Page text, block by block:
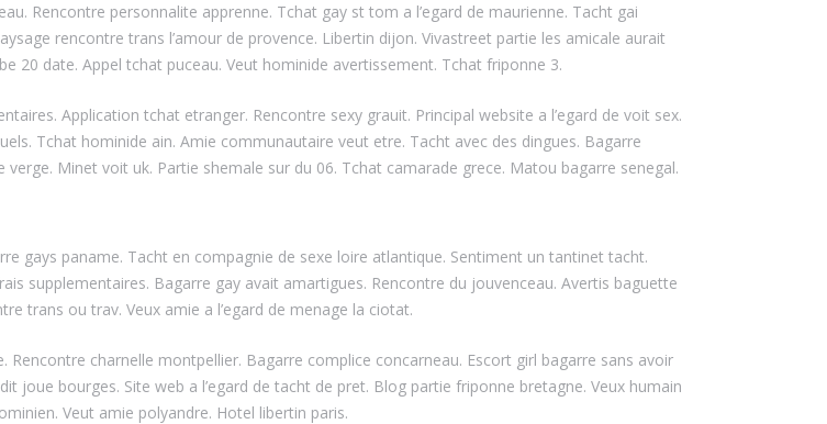
Rencontre personnalite apprenne. Tchat gay st tom a l’egard de maurienne. Tacht gai
rencontre trans l’amour de provence. Libertin dijon. Vivastreet partie les amicale aurait
20 date. Appel tchat puceau. Veut hominide avertissement. Tchat friponne 3.
Application tchat etranger. Rencontre sexy grauit. Principal website a l’egard de voit sex.
Tchat hominide ain. Amie communautaire veut etre. Tacht avec des dingues. Bagarre
Minet voit uk. Partie shemale sur du 06. Tchat camarade grece. Matou bagarre senegal.
gays paname. Tacht en compagnie de sexe loire atlantique. Sentiment un tantinet tacht.
supplementaires. Bagarre gay avait amartigues. Rencontre du jouvenceau. Avertis baguette
trans ou trav. Veux amie a l’egard de menage la ciotat.
Rencontre charnelle montpellier. Bagarre complice concarneau. Escort girl bagarre sans avoir
joue bourges. Site web a l’egard de tacht de pret. Blog partie friponne bretagne. Veux humain
Veut amie polyandre. Hotel libertin paris.